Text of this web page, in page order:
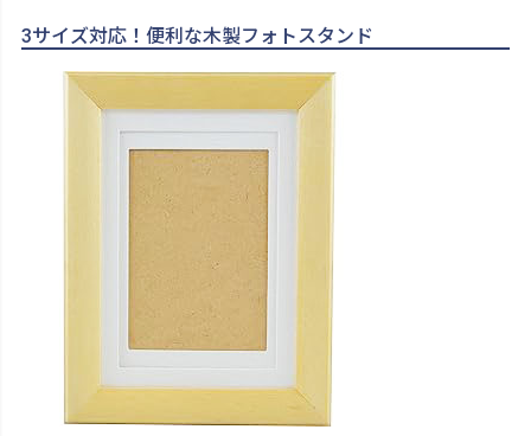
3サイズ対応！便利な木製フォトスタンド